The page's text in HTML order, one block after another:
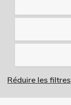
Réduire les filtres